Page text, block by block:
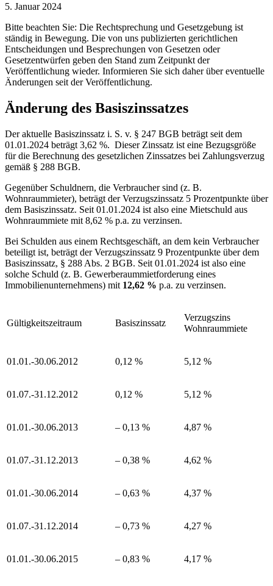
5. Januar 2024
Bitte beachten Sie: Die Rechtsprechung und Gesetzgebung ist
ständig in Bewegung. Die von uns publizierten gerichtlichen
Entscheidungen und Besprechungen von Gesetzen oder
Gesetzentwürfen geben den Stand zum Zeitpunkt der
Veröffentlichung wieder. Informieren Sie sich daher über eventuelle
Änderungen seit der Veröffentlichung.
Änderung des Basiszinssatzes
Der aktuelle Basiszinssatz i. S. v. § 247 BGB beträgt seit dem
01.01.2024 beträgt 3,62 %. Dieser Zinssatz ist eine Bezugsgröße
für die Berechnung des gesetzlichen Zinssatzes bei Zahlungsverzug
gemäß § 288 BGB.
Gegenüber Schuldnern, die Verbraucher sind (z. B.
Wohnraummieter), beträgt der Verzugszinssatz 5 Prozentpunkte über
dem Basiszinssatz. Seit 01.01.2024 ist also eine Mietschuld aus
Wohnraummiete mit 8,62 % p.a. zu verzinsen.
Bei Schulden aus einem Rechtsgeschäft, an dem kein Verbraucher
beteiligt ist, beträgt der Verzugszinssatz 9 Prozentpunkte über dem
Basiszinssatz, § 288 Abs. 2 BGB. Seit 01.01.2024 ist also eine
solche Schuld (z. B. Gewerberaummietforderung eines
Immobilienunternehmens) mit 12,62 % p.a. zu verzinsen.
Gültigkeitszeitraum Basiszinssatz
Verzugszins
Wohnraummiete
01.01.-30.06.2012 0,12 % 5,12 %
01.07.-31.12.2012 0,12 % 5,12 %
01.01.-30.06.2013 – 0,13 % 4,87 %
01.07.-31.12.2013 – 0,38 % 4,62 %
01.01.-30.06.2014 – 0,63 % 4,37 %
01.07.-31.12.2014 – 0,73 % 4,27 %
01.01.-30.06.2015 – 0,83 % 4,17 %